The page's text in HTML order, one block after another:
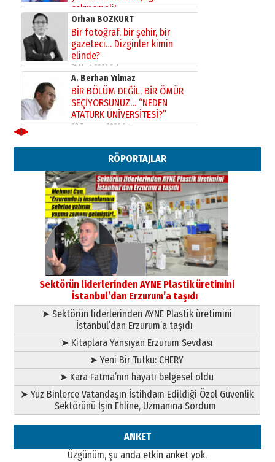
çekmemeli!
17 Şubat 2026 SalıOrhan BOZKURT
Bir fotoğraf, bir şehir, bir
gazeteci… Dizginler kimin
elinde?
31 Mart 2026 Salı
A. Berhan Yılmaz
BİR BÖLÜM DEĞİL, BİR ÖMÜR
SEÇİYORSUNUZ… “NEDEN
ATATÜRK ÜNİVERSİTESİ?”
28 Temmuz 2026 Salı
Ahmed Yesevi’den bir Alperen…
”Reisimiz” idi… Hakka yürüdü.!
26 Mart 2026 Perşembe
Cem Bakırcı
Ardında bıraktığı hatıralarıyla
gönül adamı Faruk Terzioğlu!
13 Mayıs 2026 Çarşamba
Esat BİNDESEN
Başkan Sekmen’den Erzurum’a
bir vizyon proje daha!
02 Ağustos 2026 Pazar
◀▶
RÖPORTAJLAR
Sektörün liderlerinden AYNE Plastik üretimini
İstanbul’dan Erzurum’a taşıdı
➤ Sektörün liderlerinden AYNE Plastik üretimini
İstanbul’dan Erzurum’a taşıdı
➤ Kitaplara Yansıyan Erzurum Sevdası
➤ Yeni Bir Tutku: CHERY
➤ Kara Fatma’nın hayatı belgesel oldu
➤ Yüz Binlerce Vatandaşın İstihdam Edildiği Özel Güvenlik
Sektörünü İşin Ehline, Uzmanına Sordum
ANKET
Üzgünüm, şu anda etkin anket yok.